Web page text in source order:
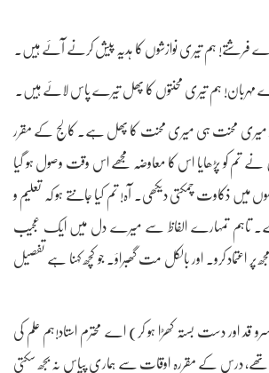
فرشتے! ہم تیری نوازشوں کا ہدیہ پیش کرنے آئے ہیں۔
مہربان! ہم تیری محنتوں کا پھل تیرے پاس لائے ہیں۔
میری محنت ہی میری محنت کا پھل ہے۔ کالج کے مقرر
نے تم کو پڑھایا اس کا معاوضہ مجھے اس وقت وصول ہو گیا
ذکاوت چمکتی دیکھی۔ آہ! تم کیا جانتے ہو کہ تعلیم و
ہے۔ تاہم تمہارے الفاظ سے میرے دل میں ایک عجیب
اعتماد کرو۔ اور بالکل مت گھبراؤ۔ جو کچھ کہنا ہے تفصیل
قد اور دست بستہ کھڑا ہو کر) اے محترم استاد!ہم علم کی
درس کے مقررہ اوقات سے ہماری پیاس نہ بجھ سکتی